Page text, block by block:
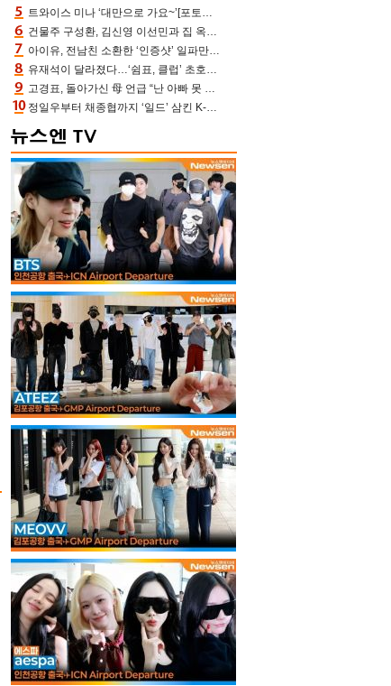
트와이스 미나 ‘대만으로 가요~’[포토엔HD]
건물주 구성환, 김신영 이선민과 집 옥상서 41만원 한우 파티 “화력이 성화봉송”(나혼산)
아이유, 전남친 소환한 ‘인증샷’ 일파만파 속…남사친 변우석 선물도 남겼나 ‘훈훈’
유재석이 달라졌다…‘쉼표, 클럽’ 초호화 코스에 주우재도 감탄 (놀면 뭐하니?)
고경표, 돌아가신 母 언급 “난 아빠 못 될 듯” 족보 태운 부친 응원 뭉클(나혼산)
정일우부터 채종협까지 ‘일드’ 삼킨 K-배우들의 매서운 돌풍